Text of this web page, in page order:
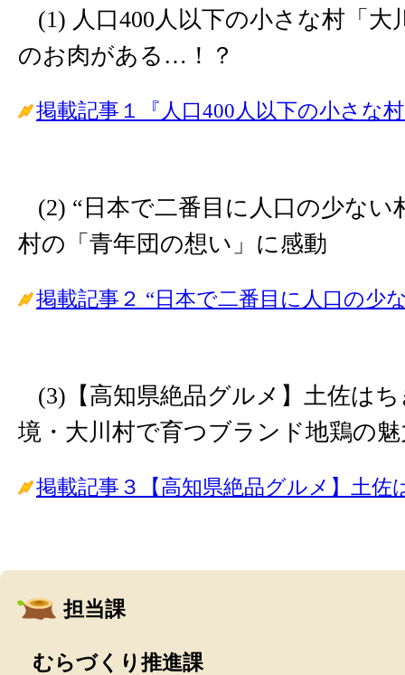
(1) 人口400人以下の小さな村「大
のお肉がある…！？
掲載記事１『人口400人以下の小さな
(2) “日本で二番目に人口の少ない
村の「青年団の想い」に感動
掲載記事２ “日本で二番目に人口の少
(3)【高知県絶品グルメ】土佐は
境・大川村で育つブランド地鶏の
掲載記事３【高知県絶品グルメ】土佐
担当課
むらづくり推進課